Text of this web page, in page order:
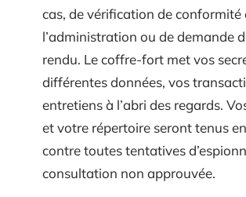
cas, de vérification de conformité
l’administration ou de demande
rendu. Le coffre-fort met vos
différentes données, vos
entretiens à l’abri des regards.
et votre répertoire seront tenus
contre toutes tentatives
consultation non approuvée.